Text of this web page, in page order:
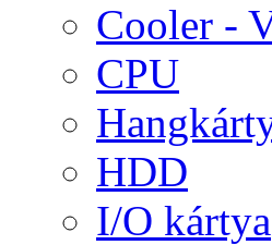
Cooler -
CPU
HDD
I/O kártya